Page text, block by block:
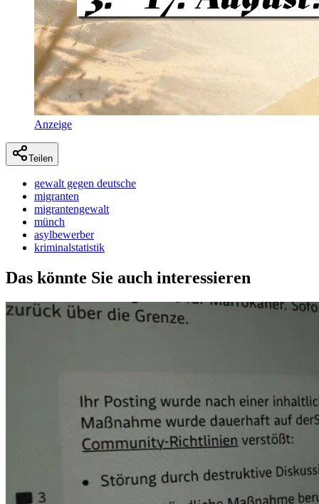
Anzeige
Teilen
gewalt gegen deutsche
migranten
migrantengewalt
münch
asylbewerber
kriminalstatistik
Das könnte Sie auch interessieren